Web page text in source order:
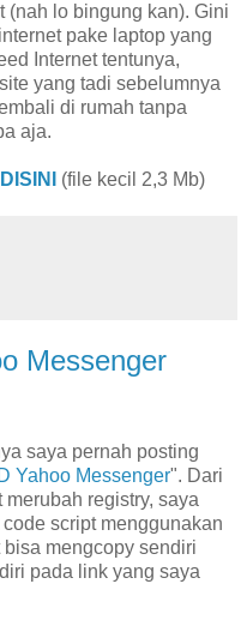
(nah lo bingung kan). Gini
pake laptop yang
Internet tentunya,
yang tadi sebelumnya
di rumah tanpa
aja.
DISINI (file kecil 2,3 Mb)
Messenger
saya pernah posting
Yahoo Messenger". Dari
merubah registry, saya
script menggunakan
bisa mengcopy sendiri
pada link yang saya